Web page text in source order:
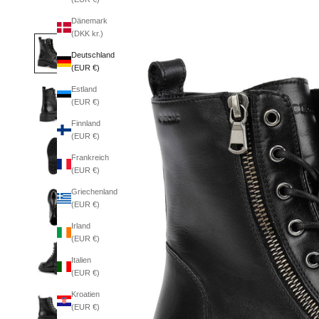
Dänemark
(DKK kr.)
Deutschland
(EUR €)
Estland
(EUR €)
Finnland
(EUR €)
Frankreich
(EUR €)
Griechenland
(EUR €)
Irland
(EUR €)
Italien
(EUR €)
Kroatien
(EUR €)